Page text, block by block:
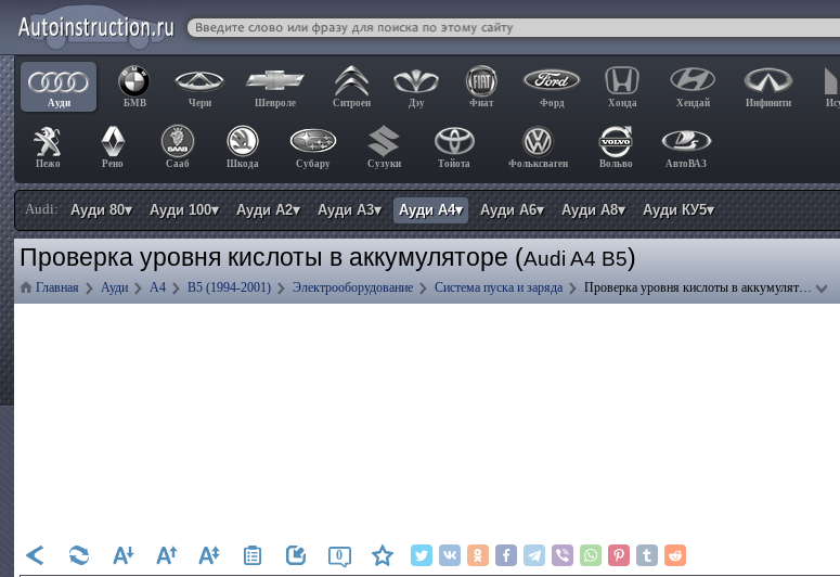
Ауди БМВ Чери Шевроле Ситроен Дэу Фиат Форд Хонда Хендай Инфинити
Пежо Рено Сааб Шкода Субару Сузуки Тойота Фольксваген Вольво АвтоВАЗ
Audi: Ауди 80▾ Ауди 100▾ Ауди А2▾ Ауди А3▾ Ауди А4▾ Ауди А6▾ Ауди А8▾ Ауди КУ5▾
Проверка уровня кислоты в аккумуляторе (Audi A4 B5)
Главная Ауди А4 B5 (1994-2001) Электрооборудование Система пуска и заряда Проверка уровня кислоты в аккумулят…
0